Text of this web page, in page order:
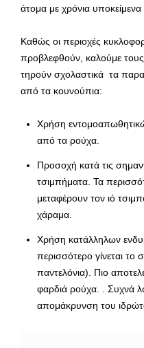
άτομα με χρόνια
Καθώς οι περιοχές
προβλεφθούν, καλούμε τους
τηρούν σχολαστικά τα
από τα κουνούπια:
Χρήση
από τα ρούχα.
Προσοχή κατά τις
τσιμπήματα. Τα
μεταφέρουν τον ιό
χάραμα.
Χρήση κατάλληλων
περισσότερο γίνεται το
παντελόνια). Πιο
φαρδιά ρούχα. . Συχνά
απομάκρυνση του